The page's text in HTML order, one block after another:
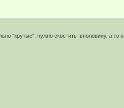
"крутые", нужно скостить вполовину, а то